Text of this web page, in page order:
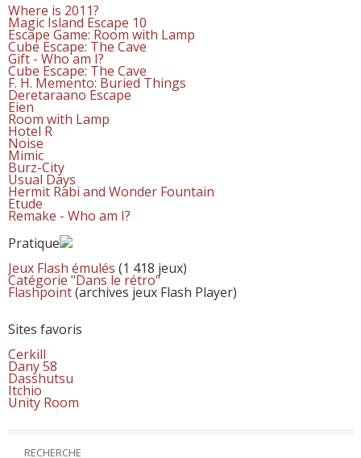
RECHERCHE
Where is 2011?
Magic Island Escape 10
Escape Game: Room with Lamp
Cube Escape: The Cave
Gift - Who am I?
Cube Escape: The Cave
F. H. Memento: Buried Things
Deretaraano Escape
Eien
Room with Lamp
Hotel R
Noise
Mimic
Burz-City
Usual Days
Hermit Rabi and Wonder Fountain
Etude
Remake - Who am I?
Pratique
Jeux Flash émulés (1 418 jeux)
Catégorie "Dans le rétro"
Flashpoint(archives jeux Flash Player)
Sites favoris
Cerkill
Dany 58
Dasshutsu
Itchio
Unity Room